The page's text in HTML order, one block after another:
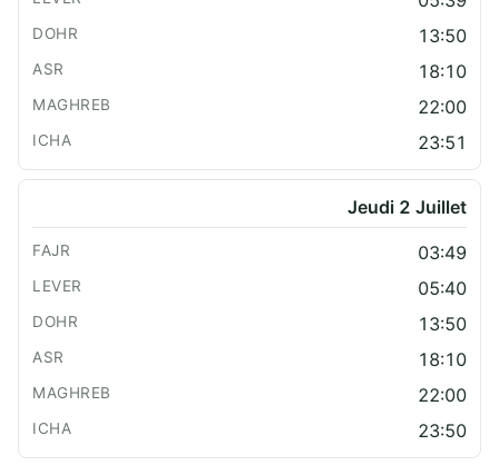
13:50
18:10
22:00
23:51
Jeudi 2 Juillet
03:49
05:40
13:50
18:10
22:00
23:50